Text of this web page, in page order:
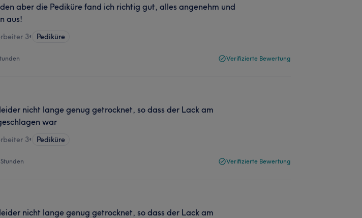
aber die Pediküre fand ich richtig gut, alles angenehm und
aus!
3• Pediküre
Verifizierte Bewertung
nicht lange genug getrocknet, so dass der Lack am
war
3• Pediküre
Verifizierte Bewertung
nicht lange genug getrocknet, so dass der Lack am